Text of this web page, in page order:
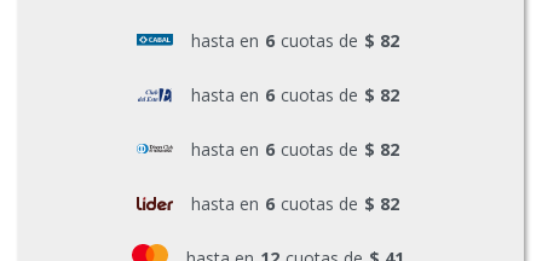
hasta en 6 cuotas de $ 82
hasta en 6 cuotas de $ 82
hasta en 6 cuotas de $ 82
hasta en 6 cuotas de $ 82
Piscinas e Inflables